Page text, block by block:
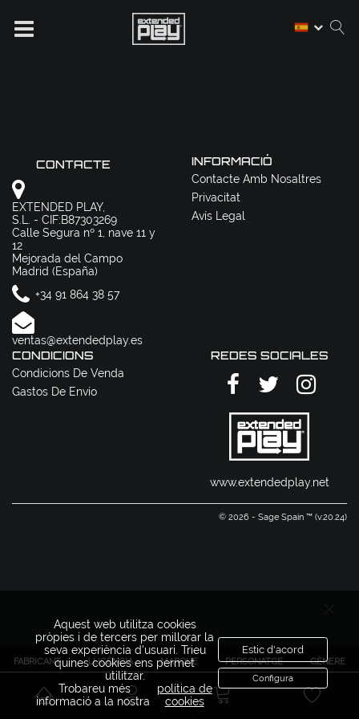
FABRICANT LLICÈNCIA MARQUE PERSONATGE GÈNERE
CONTACTE
EXTENDED PLAY,
S.L. - CIF:B87303269
Calle Segura nº 1, nave 11 y
12
Mejorada del Campo
Madrid (España)
+34 91 864 38 57
ventas@extendedplay.es
INFORMACIÓ
Contacte Amb Nosaltres
Privacitat
Avís Legal
CONDICIONS
Condicions De Venda
Gastos De Envío
REDES SOCIALES
www.extendedplay.net
© 2026 - Sage Spain ™ (v.20.24)
Aquest web utilitza cookies
pròpies i de tercers per millorar la
seva experiència d'usuari. Trieu
quines cookies ens permet
utilitzar.
Trobareu més
informació a la nostra
política de
cookies
Estic d'acord
Configura